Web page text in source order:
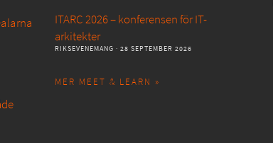
ITARC 2026 – konferensen för IT-
arkitekter
RIKSEVENEMANG · 28 SEPTEMBER 2026
MER MEET & LEARN »